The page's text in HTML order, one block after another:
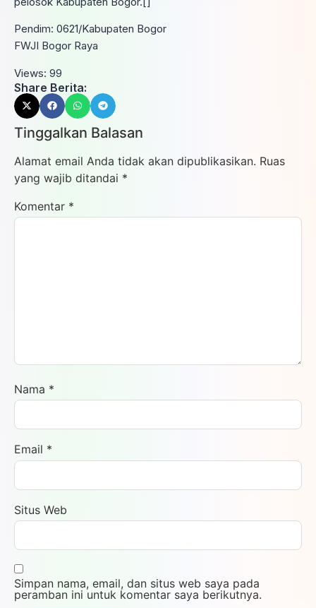
Pendim: 0621/Kabupaten Bogor
FWJI Bogor Raya
Views: 99
Share Berita:
Tinggalkan Balasan
Alamat email Anda tidak akan dipublikasikan. Ruas
yang wajib ditandai *
Komentar *
Nama *
Email *
Situs Web
Simpan nama, email, dan situs web saya pada
peramban ini untuk komentar saya berikutnya.